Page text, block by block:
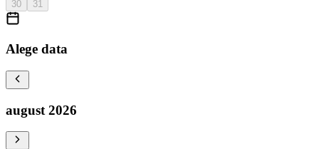
30
31
Alege data
august 2026